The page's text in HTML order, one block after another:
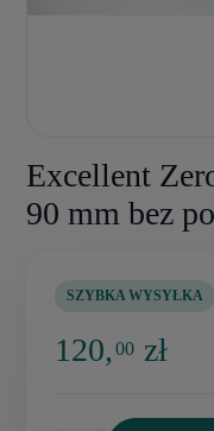
Excellent
90 mm bez
SZYBKA WYSYŁKA
120,00 zł